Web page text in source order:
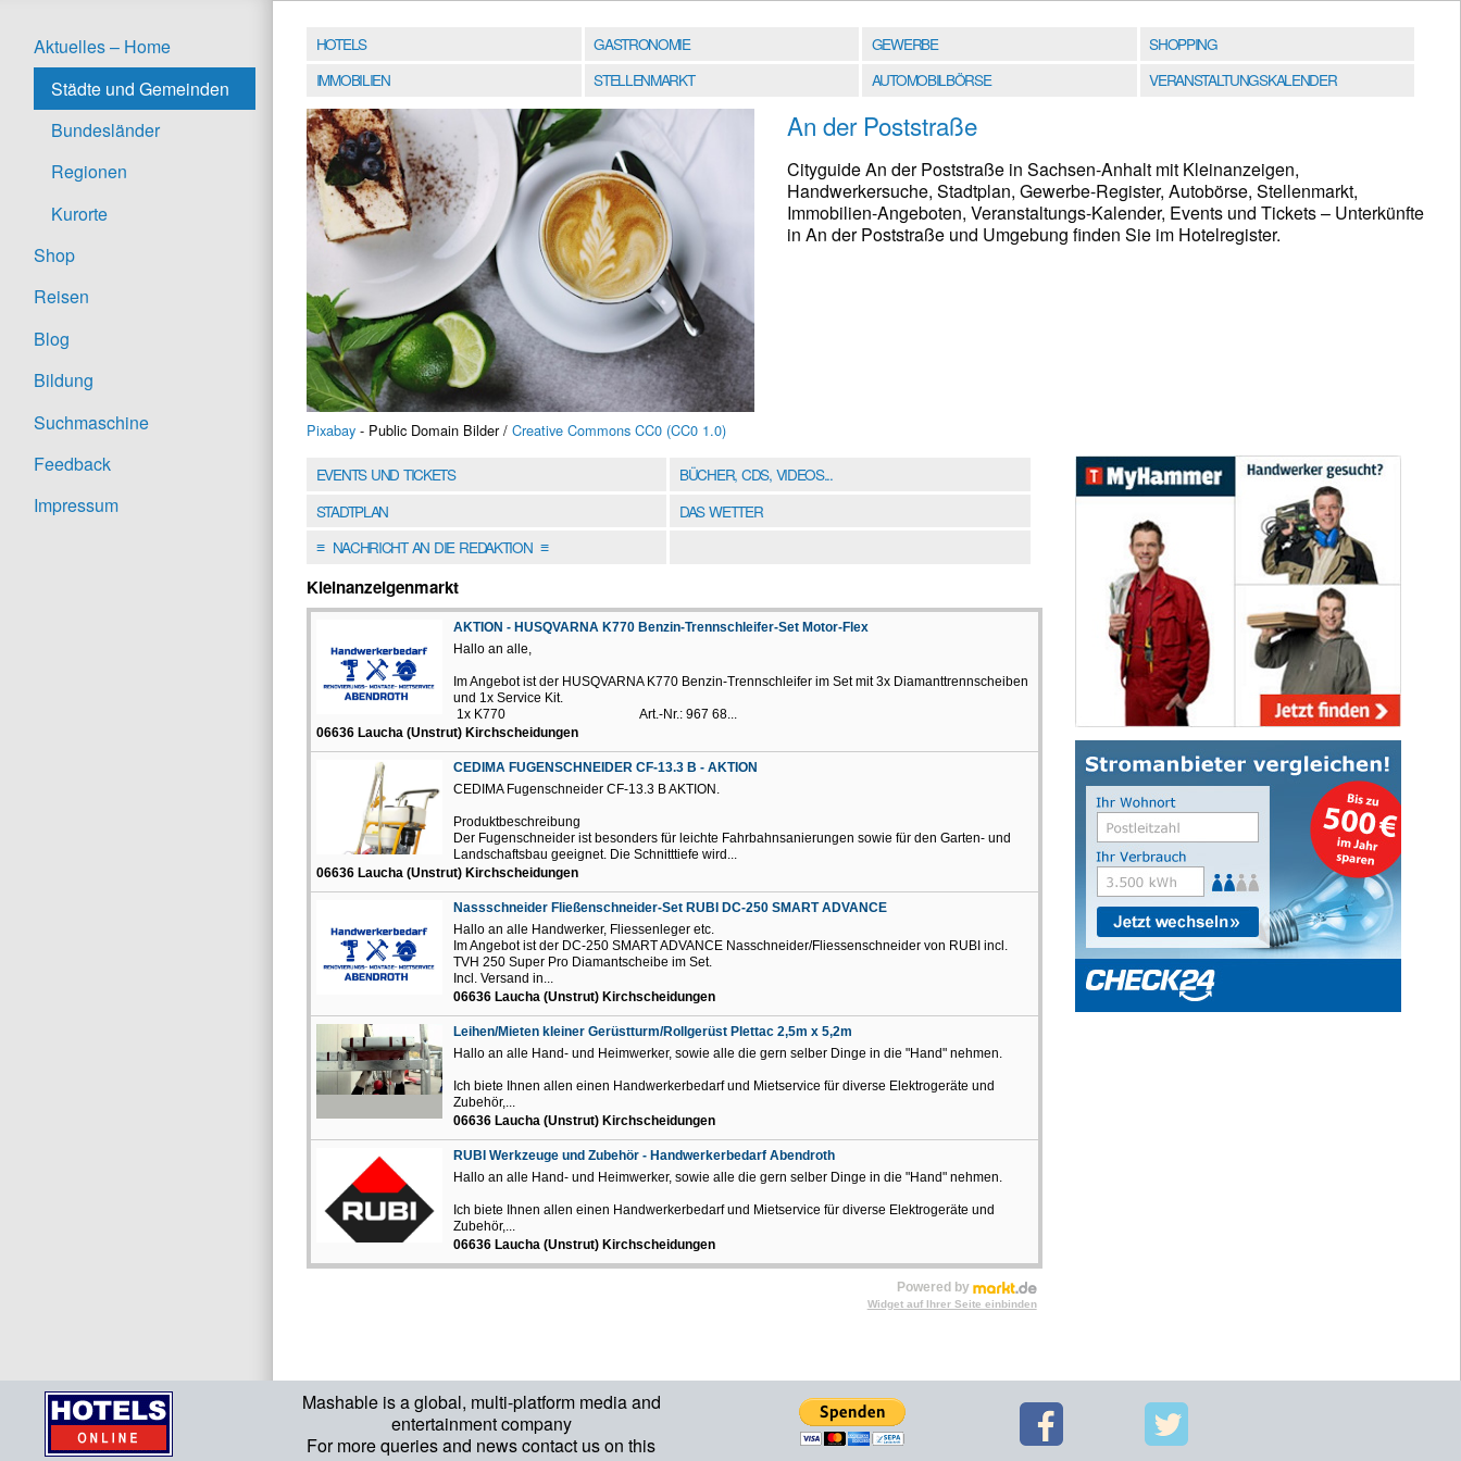
Mashable is a global, multi-platform media and
entertainment company
For more queries and news contact us on this
Aktuelles – Home
Städte und Gemeinden
Bundesländer
Regionen
Kurorte
Shop
Reisen
Blog
Bildung
Suchmaschine
Feedback
Impressum
HOTELS GASTRONOMIE GEWERBE
SHOPPING
IMMOBILIEN
STELLENMARKT AUTOMOBILBÖRSE VERANSTALTUNGSKALENDER
Pixabay - Public Domain Bilder / Creative Commons CC0 (CC0 1.0)
An der Poststraße
Cityguide An der Poststraße in Sachsen-Anhalt mit Kleinanzeigen,
Handwerkersuche, Stadtplan, Gewerbe-Register, Autobörse, Stellenmarkt,
Immobilien-Angeboten, Veranstaltungs-Kalender, Events und Tickets – Unterkünfte
in An der Poststraße und Umgebung finden Sie im Hotelregister.
EVENTS UND TICKETS
BÜCHER, CDS, VIDEOS...
STADTPLAN
DAS WETTER
≡NACHRICHT AN DIE REDAKTION≡
Kleinanzeigenmarkt
AKTION - HUSQVARNA K770 Benzin-Trennschleifer-Set Motor-Flex
Hallo an alle,
Im Angebot ist der HUSQVARNA K770 Benzin-Trennschleifer im Set mit 3x Diamanttrennscheiben
und 1x Service Kit.
1x K770 Art.-Nr.: 967 68...
06636 Laucha (Unstrut) Kirchscheidungen
CEDIMA FUGENSCHNEIDER CF-13.3 B - AKTION
CEDIMA Fugenschneider CF-13.3 B AKTION.
Produktbeschreibung
Der Fugenschneider ist besonders für leichte Fahrbahnsanierungen sowie für den Garten- und
Landschaftsbau geeignet. Die Schnitttiefe wird...
06636 Laucha (Unstrut) Kirchscheidungen
Nassschneider Fließenschneider-Set RUBI DC-250 SMART ADVANCE
Hallo an alle Handwerker, Fliessenleger etc.
Im Angebot ist der DC-250 SMART ADVANCE Nasschneider/Fliessenschneider von RUBI incl.
TVH 250 Super Pro Diamantscheibe im Set.
Incl. Versand in...
06636 Laucha (Unstrut) Kirchscheidungen
Leihen/Mieten kleiner Gerüstturm/Rollgerüst Plettac 2,5m x 5,2m
Hallo an alle Hand- und Heimwerker, sowie alle die gern selber Dinge in die "Hand" nehmen.
Ich biete Ihnen allen einen Handwerkerbedarf und Mietservice für diverse Elektrogeräte und
Zubehör,...
06636 Laucha (Unstrut) Kirchscheidungen
RUBI Werkzeuge und Zubehör - Handwerkerbedarf Abendroth
Hallo an alle Hand- und Heimwerker, sowie alle die gern selber Dinge in die "Hand" nehmen.
Ich biete Ihnen allen einen Handwerkerbedarf und Mietservice für diverse Elektrogeräte und
Zubehör,...
06636 Laucha (Unstrut) Kirchscheidungen
Powered by
Widget auf Ihrer Seite einbinden